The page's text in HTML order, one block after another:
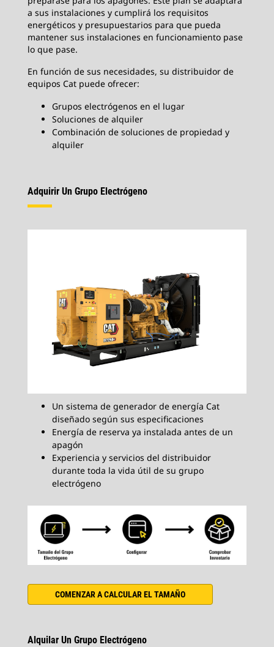
a sus instalaciones y cumplirá los requisitos
energéticos y presupuestarios para que pueda
mantener sus instalaciones en funcionamiento pase
lo que pase.
En función de sus necesidades, su distribuidor de
equipos Cat puede ofrecer:
Grupos electrógenos en el lugar
Soluciones de alquiler
Combinación de soluciones de propiedad y
alquiler
Adquirir Un Grupo Electrógeno
Un sistema de generador de energía Cat
diseñado según sus especificaciones
Energía de reserva ya instalada antes de un
apagón
Experiencia y servicios del distribuidor
durante toda la vida útil de su grupo
electrógeno
COMENZAR A CALCULAR EL TAMAÑO
Alquilar Un Grupo Electrógeno